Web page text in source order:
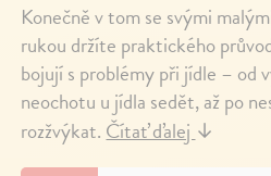
Konečně v tom se svými
rukou držíte praktického
bojují s problémy při jídle – od
neochotu u jídla sedět, až po
rozžvýkat.Čítať ďalej↓